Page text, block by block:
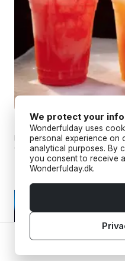
Frosty Friday Slushice
Lej en lynhurtig italiensk
forfriskende slush på kun 1,5
We protect your
Wonderfulday uses
personal experience on
analytical purposes. By
you consent to receive
Wonderfulday.dk.